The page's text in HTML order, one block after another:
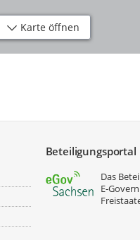
Karte öffnen
Beteiligungsportal
Das